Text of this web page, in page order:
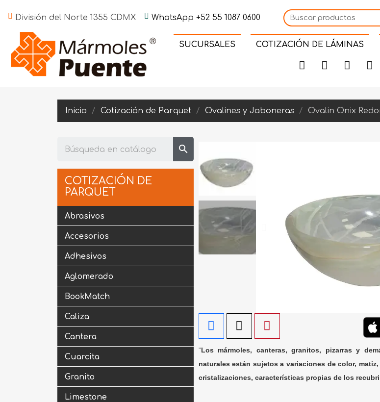
División del Norte 1355 CDMX WhatsApp +52 55 1087 0600
SUCURSALES COTIZACIÓN DE LÁMINAS
Inicio Cotización de Parquet Ovalines y Jaboneras Ovalin Onix
search
COTIZACIÓN DE
PARQUET
Abrasivos
Accesorios
Adhesivos
Aglomerado
BookMatch
Caliza
Cantera
Cuarcita
Granito
Limestone
"Los mármoles, canteras, granitos, pizarras y
naturales están sujetos a variaciones de color,
cristalizaciones, características propias de los